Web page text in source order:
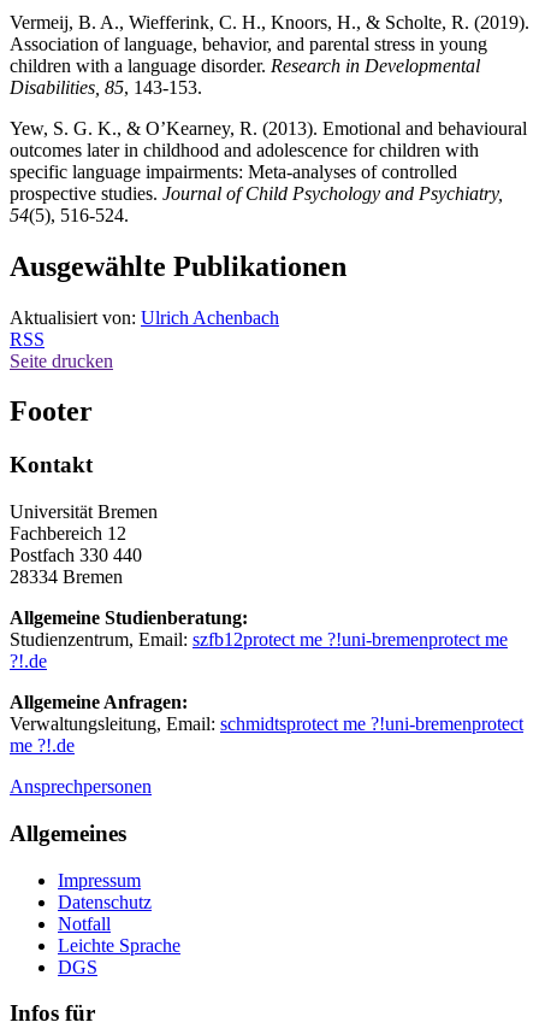
Vermeij, B. A., Wiefferink, C. H., Knoors, H., & Scholte, R. (2019).
Association of language, behavior, and parental stress in young
children with a language disorder. Research in Developmental
Disabilities, 85, 143-153.
Yew, S. G. K., & O’Kearney, R. (2013). Emotional and behavioural
outcomes later in childhood and adolescence for children with
specific language impairments: Meta‐analyses of controlled
prospective studies. Journal of Child Psychology and Psychiatry,
54(5), 516-524.
Ausgewählte Publikationen
Aktualisiert von: Ulrich Achenbach
RSS
Seite drucken
Footer
Kontakt
Universität Bremen
Fachbereich 12
Postfach 330 440
28334 Bremen
Allgemeine Studienberatung:
Studienzentrum, Email: szfb12protect me ?!uni-bremenprotect me
?!.de
Allgemeine Anfragen:
Verwaltungsleitung, Email: schmidtsprotect me ?!uni-bremenprotect
me ?!.de
Ansprechpersonen
Allgemeines
Impressum
Datenschutz
Notfall
Leichte Sprache
DGS
Infos für